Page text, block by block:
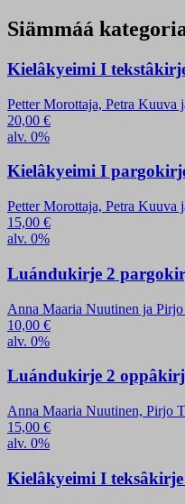
Siämmáá
Kielâkyeimi I
Petter Morottaja, Petra
20,00 €
alv. 0%
Kielâkyeimi I
Petter Morottaja, Petra
15,00 €
alv. 0%
Luándukirje 2
Anna Maaria Nuutinen ja
10,00 €
alv. 0%
Luándukirje 2
Anna Maaria Nuutinen, Pirjo
15,00 €
alv. 0%
Kielâkyeimi I